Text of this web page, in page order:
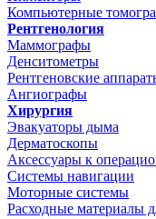
Компьютерные
Рентгенология
Маммографы
Денситометры
Рентгеновские
Ангиографы
Хирургия
Эвакуаторы дыма
Дерматоскопы
Аксессуары к
Системы навигации
Моторные системы
Расходные материалы